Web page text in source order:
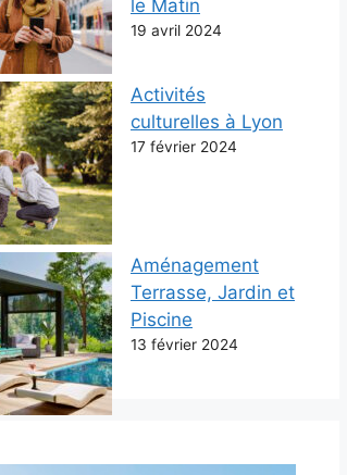
le Matin
19 avril 2024
Activités
culturelles à Lyon
17 février 2024
Aménagement
Terrasse, Jardin et
Piscine
13 février 2024